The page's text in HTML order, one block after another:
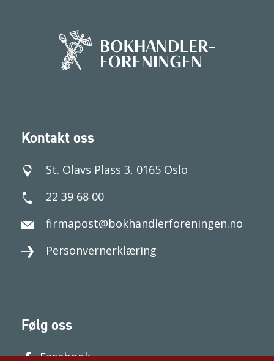
Kontakt oss
St. Olavs Plass 3, 0165 Oslo
22 39 68 00
firmapost@bokhandlerforeningen.no
Personvernerklæring
Følg oss
Facebook